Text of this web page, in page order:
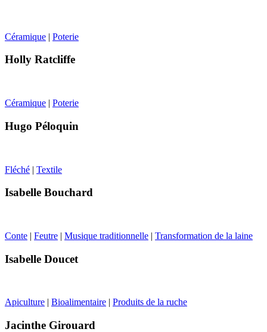
Céramique | Poterie
Holly Ratcliffe
Céramique | Poterie
Hugo Péloquin
Fléché | Textile
Isabelle Bouchard
Conte | Feutre | Musique traditionnelle | Transformation de la laine
Isabelle Doucet
Apiculture | Bioalimentaire | Produits de la ruche
Jacinthe Girouard